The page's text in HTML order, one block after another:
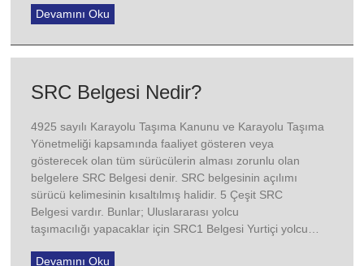
Devamını Oku
SRC Belgesi Nedir?
4925 sayılı Karayolu Taşıma Kanunu ve Karayolu Taşıma
Yönetmeliği kapsamında faaliyet gösteren veya
gösterecek olan tüm sürücülerin alması zorunlu olan
belgelere SRC Belgesi denir. SRC belgesinin açılımı
sürücü kelimesinin kısaltılmış halidir. 5 Çeşit SRC
Belgesi vardır. Bunlar; Uluslararası yolcu
taşımacılığı yapacaklar için SRC1 Belgesi Yurtiçi yolcu…
Devamını Oku